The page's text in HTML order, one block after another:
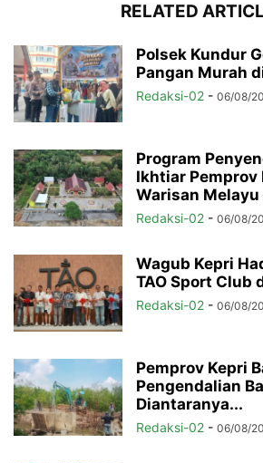
RELATED
Polsek Kundur
Pangan Murah
Redaksi-02 - 06/08/
Program
Ikhtiar Pemprov
Warisan Melayu
Redaksi-02 - 06/08/
Wagub Kepri
TAO Sport Club
Redaksi-02 - 06/08/
Pemprov Kepri
Pengendalian
Diantaranya...
Redaksi-02 - 06/08/